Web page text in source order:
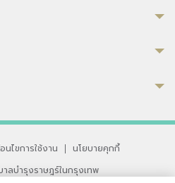
นไขการใช้งาน |
นโยบายคุกกี้
ลบำรุงราษฎร์ในกรุงเทพ